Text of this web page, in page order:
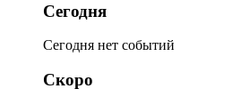
Сегодня
Сегодня нет событий
Скоро